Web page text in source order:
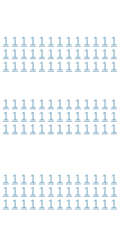
1 1 1 1 1 1 1 1 1 1 1 1 1
1 1 1 1 1 1 1 1 1 1 1 1 1
1 1 1 1 1 1 1 1 1 1 1 1 1
1 1 1 1 1 1 1 1 1 1 1 1 1
1 1 1 1 1 1 1 1 1 1 1 1 1
1 1 1 1 1 1 1 1 1 1 1 1 1
1 1 1 1 1 1 1 1 1 1 1 1 1
1 1 1 1 1 1 1 1 1 1 1 1 1
1 1 1 1 1 1 1 1 1 1 1 1 1